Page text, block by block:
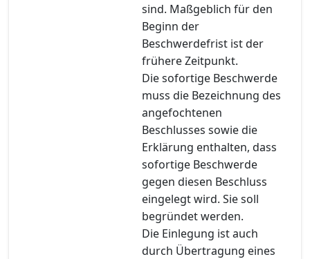
sind. Maßgeblich für den
Beginn der
Beschwerdefrist ist der
frühere Zeitpunkt.
Die sofortige Beschwerde
muss die Bezeichnung des
angefochtenen
Beschlusses sowie die
Erklärung enthalten, dass
sofortige Beschwerde
gegen diesen Beschluss
eingelegt wird. Sie soll
begründet werden.
Die Einlegung ist auch
durch Übertragung eines